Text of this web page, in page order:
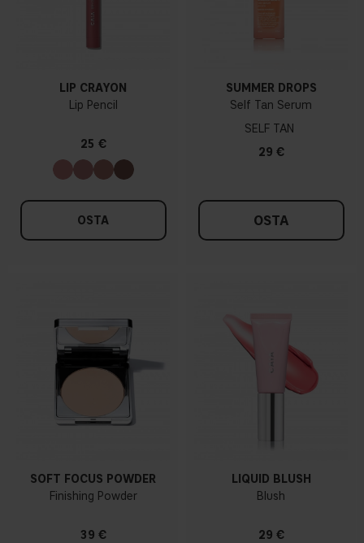
LIP CRAYON
Lip Pencil
25 €
OSTA
SUMMER DROPS
Self Tan Serum
SELF TAN
29 €
OSTA
SOFT FOCUS POWDER
Finishing Powder
39 €
LIQUID BLUSH
Blush
29 €